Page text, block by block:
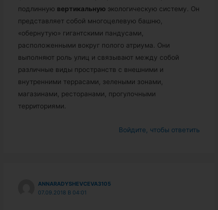
подлинную вертикальнуюэкологическую систему. Он
представляет собой многоцелевую башню,
«обернутую» гигантскими пандусами,
расположенными вокруг полого атриума. Они
выполняют роль улиц и связывают между собой
различные виды пространств с внешними и
внутренними террасами, зелеными зонами,
магазинами, ресторанами, прогулочными
территориями.
Войдите, чтобы ответить
ANNARADYSHEVCEVA3105
07.09.2018 В 04:01